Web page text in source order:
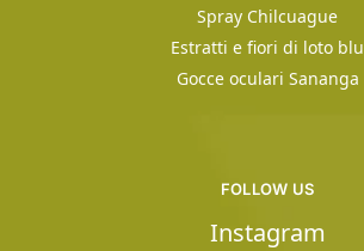
Spray Chilcuague
Estratti e fiori di loto blu
Gocce oculari Sananga
FOLLOW US
Instagram